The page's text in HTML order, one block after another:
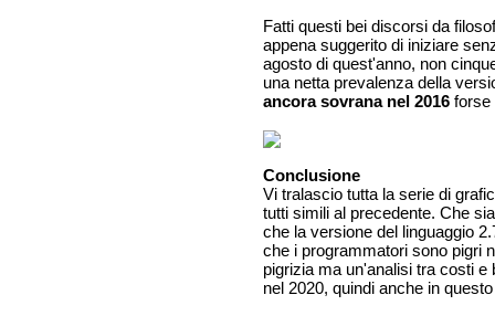
Fatti questi bei discorsi da
appena suggerito di iniziare
agosto di quest'anno, non
una netta prevalenza della
ancora sovrana nel 2016forse
Conclusione
Vi tralascio tutta la serie di
tutti simili al precedente. Che
che la versione del linguaggio
che i programmatori sono pigri
pigrizia ma un'analisi tra costi
nel 2020, quindi anche in